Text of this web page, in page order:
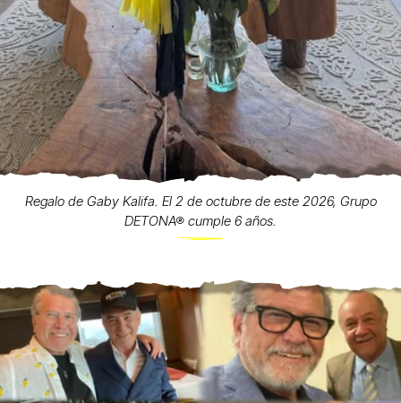
Regalo de Gaby Kalifa. El 2 de octubre de este 2026, Grupo
DETONA® cumple 6 años.